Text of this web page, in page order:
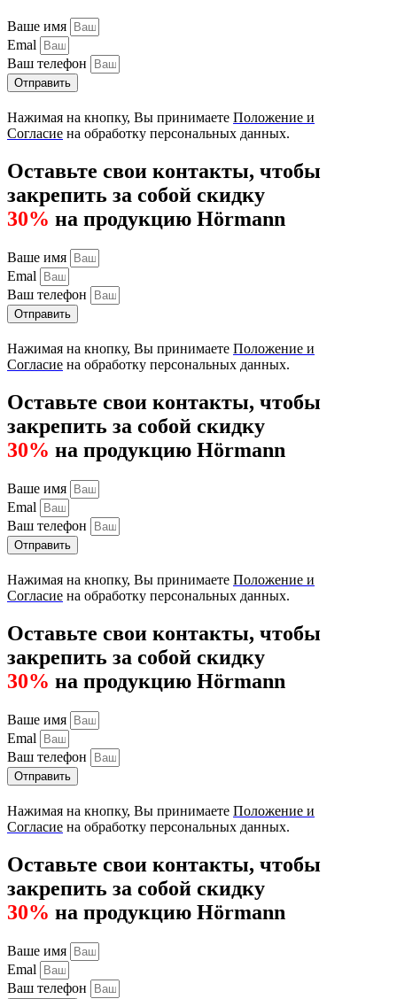
Ваше имя
Emal
Ваш телефон
Отправить
Нажимая на кнопку, Вы принимаете Положение и
Согласие на обработку персональных данных.
Оставьте свои контакты, чтобы
закрепить за собой скидку
30% на продукцию Hörmann
Ваше имя
Emal
Ваш телефон
Отправить
Нажимая на кнопку, Вы принимаете Положение и
Согласие на обработку персональных данных.
Оставьте свои контакты, чтобы
закрепить за собой скидку
30% на продукцию Hörmann
Ваше имя
Emal
Ваш телефон
Отправить
Нажимая на кнопку, Вы принимаете Положение и
Согласие на обработку персональных данных.
Оставьте свои контакты, чтобы
закрепить за собой скидку
30% на продукцию Hörmann
Ваше имя
Emal
Ваш телефон
Отправить
Нажимая на кнопку, Вы принимаете Положение и
Согласие на обработку персональных данных.
Оставьте свои контакты, чтобы
закрепить за собой скидку
30% на продукцию Hörmann
Ваше имя
Emal
Ваш телефон